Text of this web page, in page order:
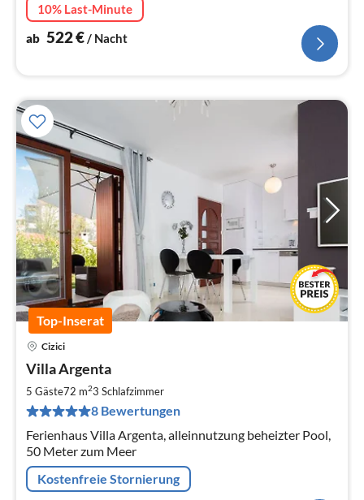
10% Last-Minute
ab 522€/ Nacht
Top-Inserat
Cizici
Villa Argenta
5 Gäste72 m23 Schlafzimmer
8 Bewertungen
Ferienhaus Villa Argenta, alleinnutzung beheizter Pool,
50 Meter zum Meer
Kostenfreie Stornierung